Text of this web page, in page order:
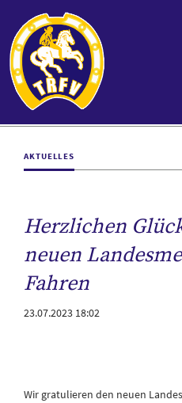
AKTUELLES
Herzlichen
neuen
Fahren
23.07.2023 18:02
Wir gratulieren den neuen